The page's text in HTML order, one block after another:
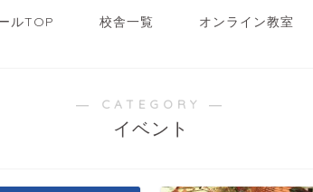
ルTOP 校舎一覧 オンライン教室
― CATEGORY ―
イベント